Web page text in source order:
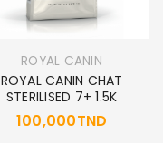
ROYAL CANIN
ROYAL CANIN CHAT
STERILISED 7+ 1.5K
100,000TND